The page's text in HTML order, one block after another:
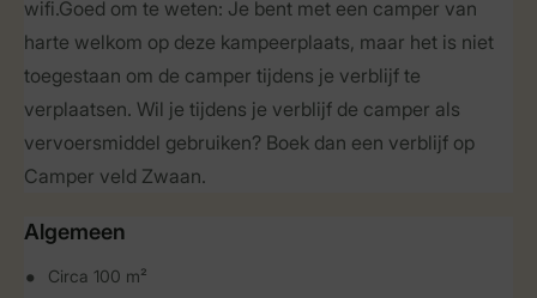
wifi.Goed om te weten: Je bent met een camper van
harte welkom op deze kampeerplaats, maar het is niet
toegestaan om de camper tijdens je verblijf te
verplaatsen. Wil je tijdens je verblijf de camper als
vervoersmiddel gebruiken? Boek dan een verblijf op
Camper veld Zwaan.
Algemeen
Circa 100 m²